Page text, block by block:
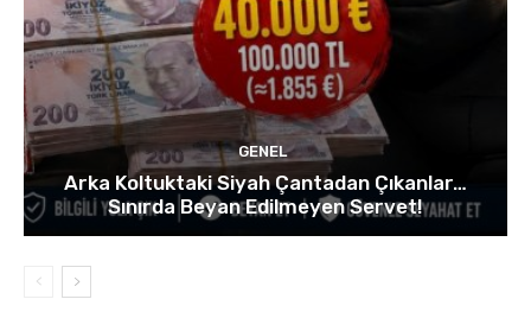
GENEL
Arka Koltuktaki Siyah Çantadan Çıkanlar…
Sınırda Beyan Edilmeyen Servet!